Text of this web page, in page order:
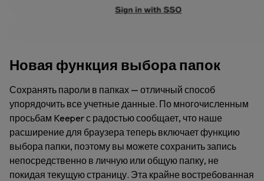
Новая функция выбора папок
Сохранять пароли в папках — отличный способ
упорядочить все учетные данные. По многочисленным
просьбам Keeper с радостью сообщает, что наше
расширение для браузера теперь включает функцию
выбора папки, поэтому вы можете сохранить запись
непосредственно в личную или общую папку, не
покидая текущую страницу. Эта крайне востребованная